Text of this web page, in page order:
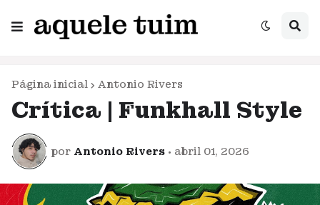
Página inicial Antonio Rivers
Crítica | Funkhall Style
por Antonio Rivers • abril 01, 2026